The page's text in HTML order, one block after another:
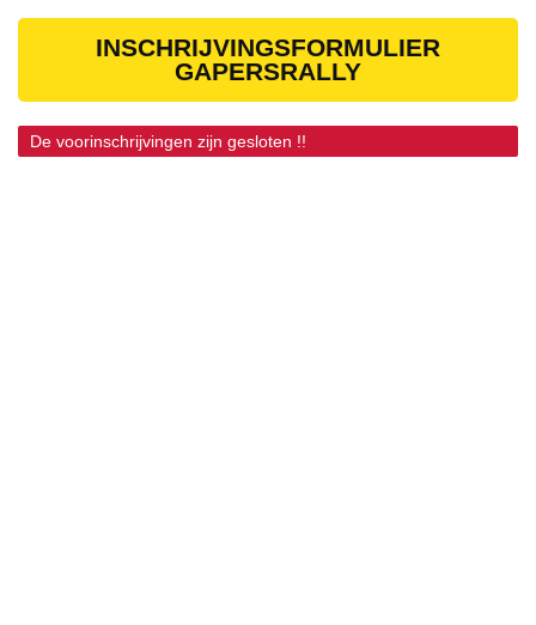
INSCHRIJVINGSFORMULIER
GAPERSRALLY
De voorinschrijvingen zijn gesloten !!